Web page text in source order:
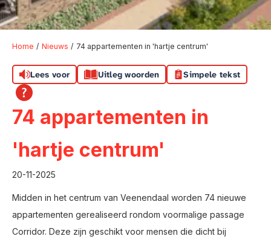
Home Nieuws 74 appartementen in 'hartje centrum'
Lees voor Uitleg woorden Simpele tekst
74 appartementen in
'hartje centrum'
20-11-2025
Midden in het centrum van Veenendaal worden 74 nieuwe
appartementen gerealiseerd rondom voormalige passage
Corridor. Deze zijn geschikt voor mensen die dicht bij